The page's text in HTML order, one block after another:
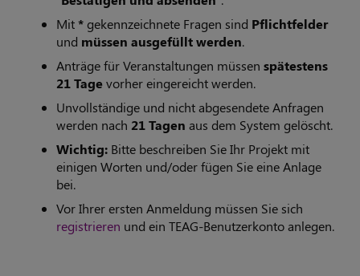
Mit*gekennzeichnete Fragen sind Pflichtfelder
und müssen ausgefüllt werden.
Anträge für Veranstaltungen müssen spätestens
21 Tagevorher eingereicht werden.
Unvollständige und nicht abgesendete Anfragen
werden nach 21 Tagen aus dem System gelöscht.
Wichtig: Bitte beschreiben Sie Ihr Projekt mit
einigen Worten und/oder fügen Sie eine Anlage
bei.
Vor Ihrer ersten Anmeldung müssen Sie sich
registrieren und ein TEAG-Benutzerkonto anlegen.